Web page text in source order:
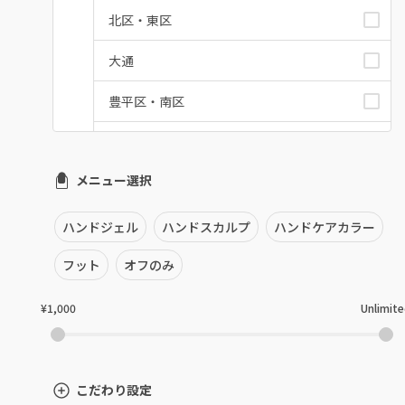
北区・東区
大通
豊平区・南区
円山周辺
白石区・厚別区・清田区
すすきの・市電沿線
室蘭・登別・苫小牧
メニュー選択
ハンドジェル ハンドスカルプ ハンドケアカラー
フット オフのみ
¥1,000
こだわり設定